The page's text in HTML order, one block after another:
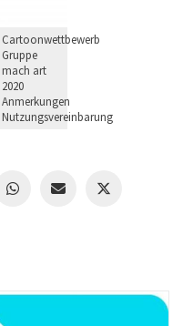
Cartoonwettbewerb
Gruppe
mach art
2020
Anmerkungen
Nutzungsvereinbarung